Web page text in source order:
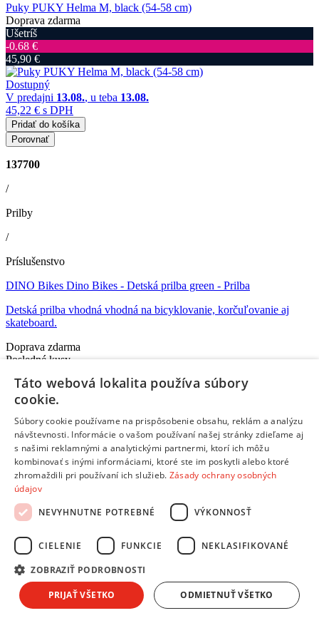
Puky PUKY Helma M, black (54-58 cm)
Doprava zdarma
Ušetríš
‐0.68 €
45,90 €
Dostupný
V predajni 13.08., u teba 13.08.
45,22 € s DPH
Pridať do košíka
Porovnať
137700
/
Prilby
/
Príslušenstvo
DINO Bikes Dino Bikes - Detská prilba green - Prilba
Detská prilba vhodná vhodná na bicyklovanie, korčuľovanie aj
skateboard.
Doprava zdarma
Posledné kusy
Skladom 2 kusy
10.08.u teba
Pridať do košíka
Porovnať
251013
Prilby
Príslušenstvo
DINO Bikes Dino Bikes - Detská prilba Raptor
Doprava zdarma
Táto webová lokalita používa súbory
cookie.
Súbory cookie používame na prispôsobenie obsahu, reklám a analýzu
návštevnosti. Informácie o vašom používaní našej stránky zdieľame aj
s našimi reklamnými a analytickými partnermi, ktorí ich môžu
kombinovať s inými informáciami, ktoré ste im poskytli alebo ktoré
zhromaždili pri používaní ich služieb. Zásady ochrany osobných
údajov
NEVYHNUTNE POTREBNÉ
VÝKONNOSŤ
CIELENIE FUNKCIE NEKLASIFIKOVANÉ
ZOBRAZIŤ PODROBNOSTI
PRIJAŤ VŠETKO ODMIETNUŤ VŠETKO